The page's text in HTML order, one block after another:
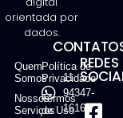
orientada por
dados.
Quem
Somos
Nossos
Serviços
Política de
Privacidade
Termos
de Uso
11
94347-
1616
REDES